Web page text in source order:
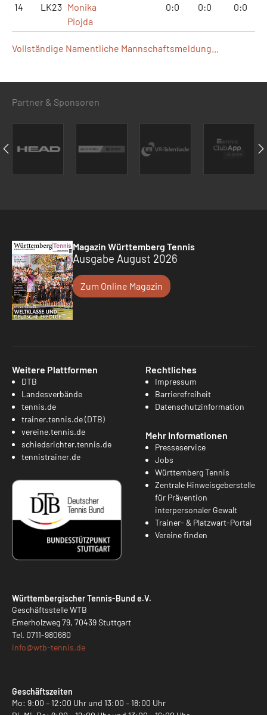
14 LK23 Monika
Piojda
0:0 0:0 0:0
Vollständige Namentliche Mannschaftsmeldung...
Partner & Sponsoren
Magazin Württemberg Tennis
Ausgabe August 2026
Zum Online Magazin
Weitere Plattformen
DTB
Landesverbände
tennis.de
trainer.tennis.de (DTB)
vereine.tennis.de
schiedsrichter.tennis.de
tennistrainer.de
Rechtliches
Impressum
Barrierefreiheit
Datenschutzinformation
Mehr Informationen
Presseservice
Jobs
Württemberg Tennis
Zentrale Hinweisgeberstelle
für Prävention
interpersonaler Gewalt
Trainer- & Platzwart-Portal
Vereine finden
Württembergischer Tennis-Bund e.V.
Geschäftsstelle WTB
Emerholzweg 79, 70439 Stuttgart
Tel. 0711-980680
info@wtb-tennis.de
Geschäftszeiten
Mo: 9:00 – 12:00 Uhr und 13:00 – 18:00 Uhr